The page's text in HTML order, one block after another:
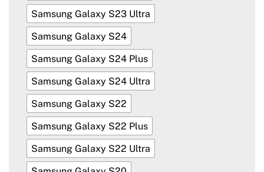
Samsung Galaxy S23 Ultra
Samsung Galaxy S24
Samsung Galaxy S24 Plus
Samsung Galaxy S24 Ultra
Samsung Galaxy S22
Samsung Galaxy S22 Plus
Samsung Galaxy S22 Ultra